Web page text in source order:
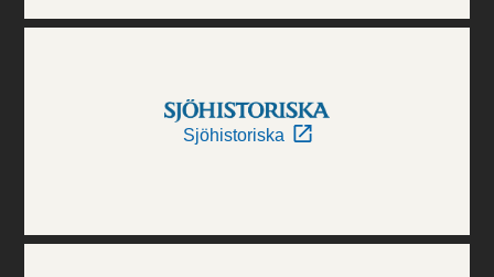
Sjöhistoriska